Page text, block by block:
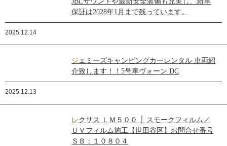
保証は2028年1月まで残っています。
2025.12.14
ジェミーズキャンピングカーレンタル 車両紹
介致します！！5号車ヴォーン DC
2025.12.13
レクサス ＬＭ５００ │ スモークフィルム／
ＵＶフィルム施工【世田谷区】お問合せ番号
ＳＢ：１０８０４